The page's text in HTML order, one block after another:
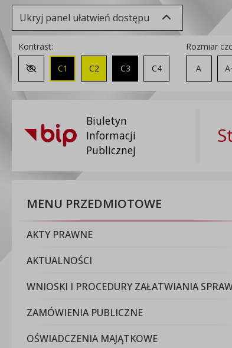
Ukryj panel ułatwień dostępu
Kontrast:
Zmień kontrast na domyślny
C1 C2 C3 C4
Rozmiar
A
Biuletyn
Informacji
Publicznej
MENU PRZEDMIOTOWE
AKTY PRAWNE
AKTUALNOŚCI
WNIOSKI I PROCEDURY ZAŁATWIANIA
ZAMÓWIENIA PUBLICZNE
OŚWIADCZENIA MAJĄTKOWE